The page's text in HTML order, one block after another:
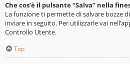
Che cos’è il pulsante “Salva” nella
La funzione ti permette di salvare bozze
inviare in seguito. Per utilizzarle vai
Controllo Utente.
Top